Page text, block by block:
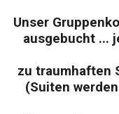
Unser
ausgebucht ...
zu traumhaften
(Suiten